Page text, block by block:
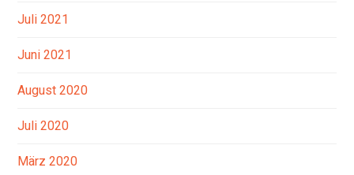
Juli 2021
Juni 2021
August 2020
Juli 2020
März 2020